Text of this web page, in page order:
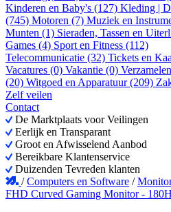
Kinderen en Baby's (127) Kleding |
(745) Motoren (7) Muziek en
Munten (1) Sieraden, Tassen en
Games (4) Sport en Fitness (112)
Telecommunicatie (32) Tickets en
Vacatures (0) Vakantie (0)
(20) Witgoed en Apparatuur (209)
Zelf veilen
Contact
De Marktplaats voor Veilingen
Eerlijk en Transparant
Groot en Afwisselend Aanbod
Bereikbare Klantenservice
Duizenden Tevreden klanten
/Computers en Software /
FHD Curved Gaming Monitor -